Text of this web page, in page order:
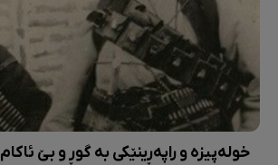
خولەپیزە و راپەڕینێکی بە گوڕ و بێ ئاکام